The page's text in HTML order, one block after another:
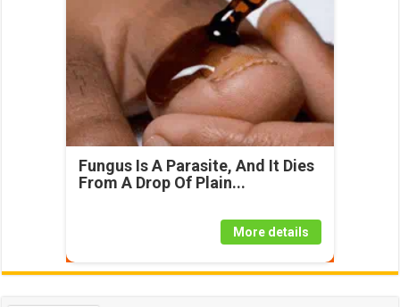
Fungus Is A Parasite, And It Dies
From A Drop Of Plain...
More details